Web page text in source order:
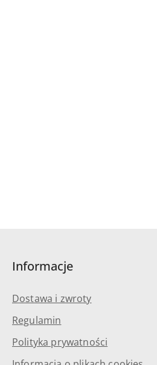
Informacje
Dostawa i zwroty
Regulamin
Polityka prywatności